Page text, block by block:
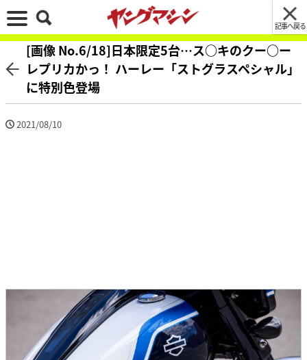
記事へ戻る
[画像 No.6/18]日本限定5台…ス○キのクー○ー
レプリカかっ！ ハーレー「ストグラスペシャル」
に特別色登場
2021/08/10